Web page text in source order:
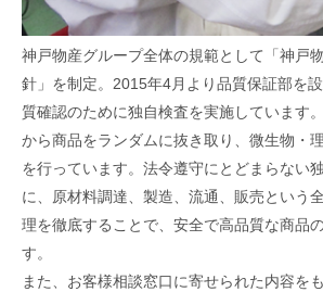
神戸物産グループ全体の規範として「神戸
針」を制定。2015年4月より品質保証部を
質確認のために独自検査を実施しています
から商品をランダムに抜き取り、微生物・
を行っています。法令遵守にとどまらない
に、原材料調達、製造、流通、販売という
理を徹底することで、安全で高品質な商品
す。
また、お客様相談窓口に寄せられた内容を